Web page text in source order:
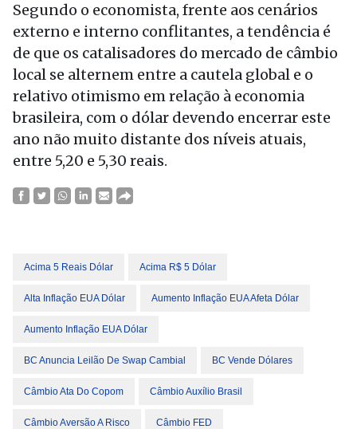
Segundo o economista, frente aos cenários
externo e interno conflitantes, a tendência é
de que os catalisadores do mercado de câmbio
local se alternem entre a cautela global e o
relativo otimismo em relação à economia
brasileira, com o dólar devendo encerrar este
ano não muito distante dos níveis atuais,
entre 5,20 e 5,30 reais.
Acima 5 Reais Dólar Acima R$ 5 Dólar
Alta Inflação EUA Dólar Aumento Inflação EUA Afeta Dólar
Aumento Inflação EUA Dólar
BC Anuncia Leilão De Swap Cambial BC Vende Dólares
Câmbio Ata Do Copom Câmbio Auxílio Brasil
Câmbio Aversão A Risco Câmbio FED